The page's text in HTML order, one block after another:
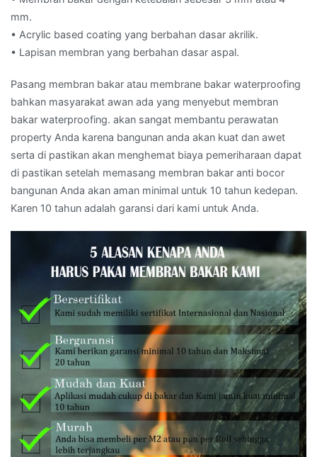
mm.
• Acrylic based coating yang berbahan dasar akrilik.
• Lapisan membran yang berbahan dasar aspal.
Pasang membran bakar atau membrane bakar waterproofing
bahkan masyarakat awan ada yang menyebut membran
bakar waterproofing. akan sangat membantu perawatan
property Anda karena bangunan anda akan kuat dan awet
serta di pastikan akan menghemat biaya pemeriharaan dapat
di pastikan setelah memasang membran bakar anti bocor
bangunan Anda akan aman minimal untuk 10 tahun kedepan.
Karen 10 tahun adalah garansi dari kami untuk Anda.